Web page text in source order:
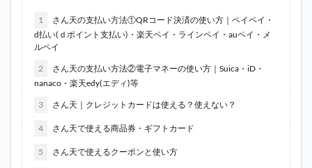
1
さん天の支払い方法①QRコード決済の使い方｜ペイペイ・
d払い(ｄポイント支払い)・楽天ペイ・ラインペイ・auペイ・メ
ルペイ
2
さん天の支払い方法②電子マネーの使い方｜Suica・iD・
nanaco・楽天edy(エディ)等
3 さん天｜クレジットカードは使える？使えない？
4 さん天で使える商品券・ギフトカード
5 さん天で使えるクーポンと使い方